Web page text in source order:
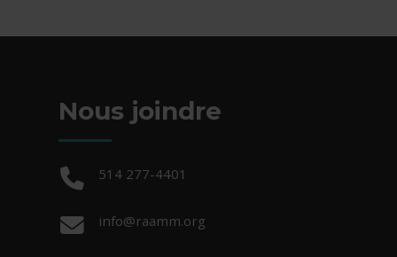
Nous joindre
Téléphone :
514 277-4401
Courriel :
info@raamm.org